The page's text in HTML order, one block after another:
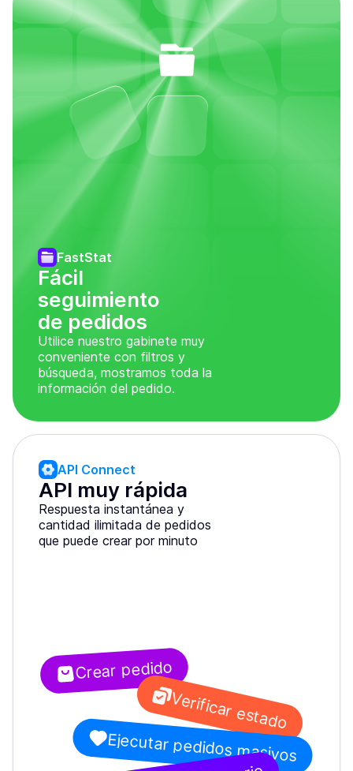
FastStat
Fácil
seguimiento
de pedidos
Utilice nuestro gabinete muy
conveniente con filtros y
búsqueda, mostramos toda la
información del pedido.
API Connect
API muy rápida
Respuesta instantánea y
cantidad ilimitada de pedidos
que puede crear por minuto
Crear pedido
Verificar estado
Ejecutar pedidos masivos